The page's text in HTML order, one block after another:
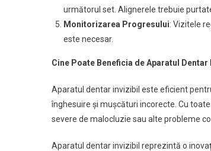
următorul set. Alignerele trebuie
Monitorizarea Progresului: Vizitele
este necesar.
Cine Poate Beneficia de Aparatul Dentar
Aparatul dentar invizibil este eficient
înghesuire și mușcături incorecte. Cu
severe de malocluzie sau alte probleme
Aparatul dentar invizibil reprezintă o